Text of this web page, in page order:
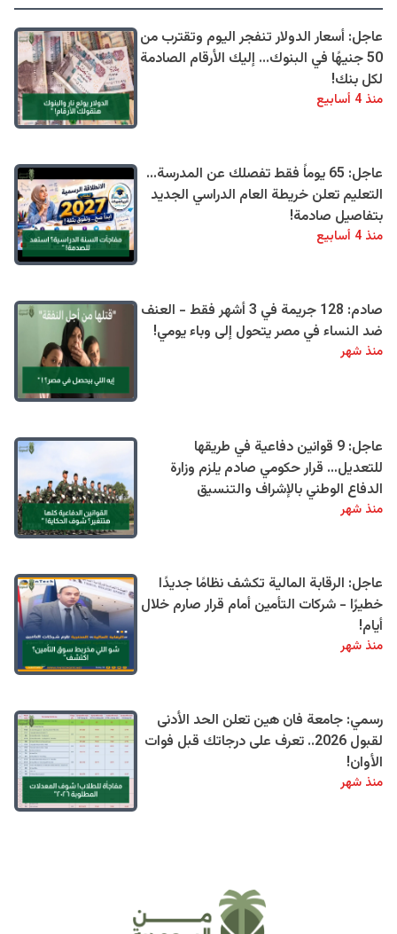
عاجل: أسعار الدولار تنفجر اليوم وتقترب من
50 جنيهًا في البنوك... إليك الأرقام الصادمة
لكل بنك!
منذ 4 أسابيع
عاجل: 65 يوماً فقط تفصلك عن المدرسة...
التعليم تعلن خريطة العام الدراسي الجديد
بتفاصيل صادمة!
منذ 4 أسابيع
صادم: 128 جريمة في 3 أشهر فقط - العنف
ضد النساء في مصر يتحول إلى وباء يومي!
منذ شهر
عاجل: 9 قوانين دفاعية في طريقها
للتعديل… قرار حكومي صادم يلزم وزارة
الدفاع الوطني بالإشراف والتنسيق
منذ شهر
عاجل: الرقابة المالية تكشف نظامًا جديدًا
خطيرًا - شركات التأمين أمام قرار صارم خلال
أيام!
منذ شهر
رسمي: جامعة فان هين تعلن الحد الأدنى
لقبول 2026.. تعرف على درجاتك قبل فوات
الأوان!
منذ شهر